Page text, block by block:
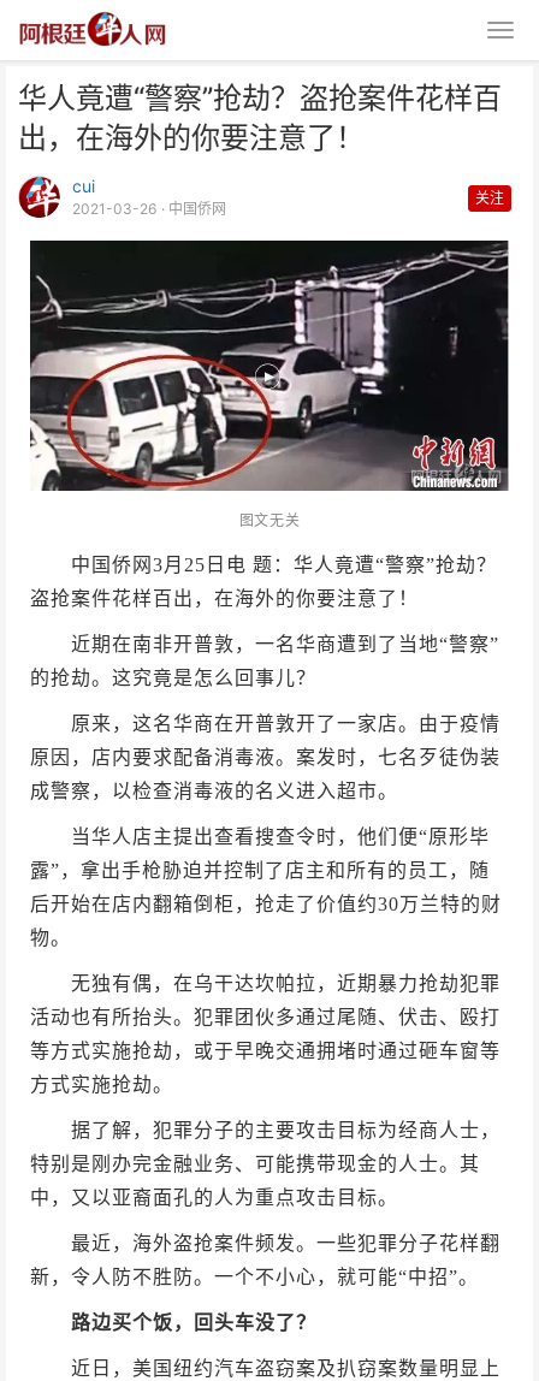
华人竟遭“警察”抢劫？盗抢案件花样百
出，在海外的你要注意了！
cui
2021-03-26 · 中国侨网
关注
图文无关
中国侨网3月25日电 题：华人竟遭“警察”抢劫？
盗抢案件花样百出，在海外的你要注意了！
近期在南非开普敦，一名华商遭到了当地“警察”
的抢劫。这究竟是怎么回事儿？
原来，这名华商在开普敦开了一家店。由于疫情
原因，店内要求配备消毒液。案发时，七名歹徒伪装
成警察，以检查消毒液的名义进入超市。
当华人店主提出查看搜查令时，他们便“原形毕
露”，拿出手枪胁迫并控制了店主和所有的员工，随
后开始在店内翻箱倒柜，抢走了价值约30万兰特的财
物。
无独有偶，在乌干达坎帕拉，近期暴力抢劫犯罪
活动也有所抬头。犯罪团伙多通过尾随、伏击、殴打
等方式实施抢劫，或于早晚交通拥堵时通过砸车窗等
方式实施抢劫。
据了解，犯罪分子的主要攻击目标为经商人士，
特别是刚办完金融业务、可能携带现金的人士。其
中，又以亚裔面孔的人为重点攻击目标。
最近，海外盗抢案件频发。一些犯罪分子花样翻
新，令人防不胜防。一个不小心，就可能“中招”。
路边买个饭，回头车没了？
近日，美国纽约汽车盗窃案及扒窃案数量明显上
华人竟遭“警察”抢劫？盗抢案件花
样百出，在海外的你要